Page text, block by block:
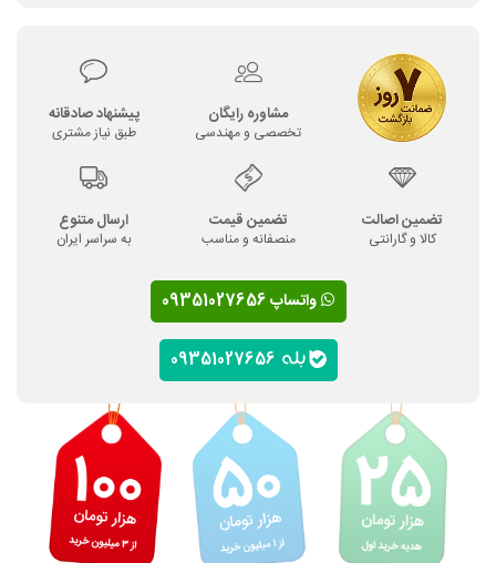
مشاوره رایگان
تخصصی و مهندسی
پیشنهاد صادقانه
طبق نیاز مشتری
تضمین اصالت
کالا و گارانتی
تضمین قیمت
منصفانه و مناسب
ارسال متنوع
به سراسر ایران
واتساپ 09351027656